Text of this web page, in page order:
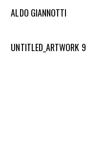
ALDO GIANNOTTI
UNTITLED_ARTWORK 9